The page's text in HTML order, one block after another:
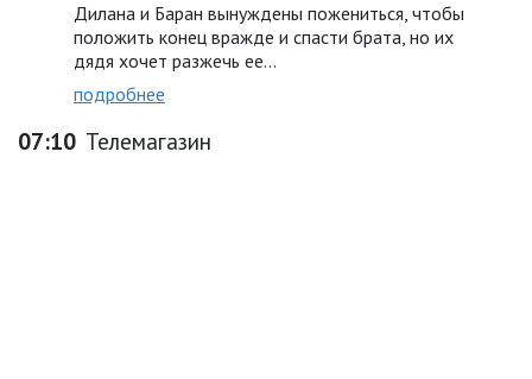
Дилана и Баран вынуждены пожениться, чтобы
положить конец вражде и спасти брата, но их
дядя хочет разжечь ее…
подробнее
07:10 Телемагазин